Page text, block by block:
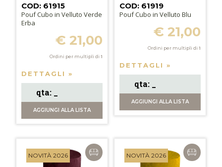
COD: 61915
Pouf Cubo in Velluto Verde
Erba
€ 21,00
Ordini per multipli di 1
DETTAGLI »
AGGIUNGIALLA LISTA
COD: 61919
Pouf Cubo in Velluto Blu
€ 21,00
Ordini per multipli di 1
DETTAGLI »
AGGIUNGI ALLA LISTA
NOVITÀ 2026 NOVITÀ 2026